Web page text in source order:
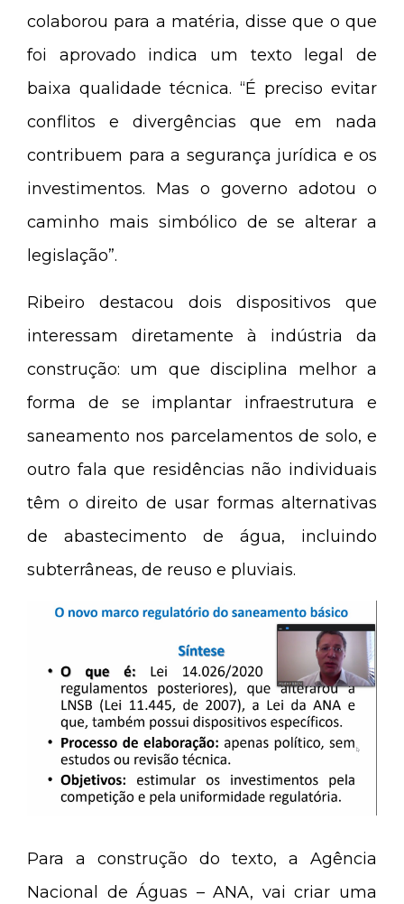
colaborou para a matéria, disse que o que
foi aprovado indica um texto legal de
baixa qualidade técnica. “É preciso evitar
conflitos e divergências que em nada
contribuem para a segurança jurídica e os
investimentos. Mas o governo adotou o
caminho mais simbólico de se alterar a
legislação”.
Ribeiro destacou dois dispositivos que
interessam diretamente à indústria da
construção: um que disciplina melhor a
forma de se implantar infraestrutura e
saneamento nos parcelamentos de solo, e
outro fala que residências não individuais
têm o direito de usar formas alternativas
de abastecimento de água, incluindo
subterrâneas, de reuso e pluviais.
Para a construção do texto, a Agência
Nacional de Águas – ANA, vai criar uma